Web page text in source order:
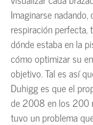
Imaginarse
respiración perfecta,
dónde estaba en la
cómo optimizar su
objetivo. Tal es así
Duhigg es que el
de 2008 en los 200
tuvo un problema